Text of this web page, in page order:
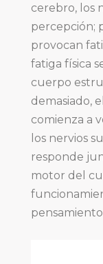
cerebro, los
percepción;
provocan
fatiga física
cuerpo
demasiado,
comienza a
los nervios
responde
motor del